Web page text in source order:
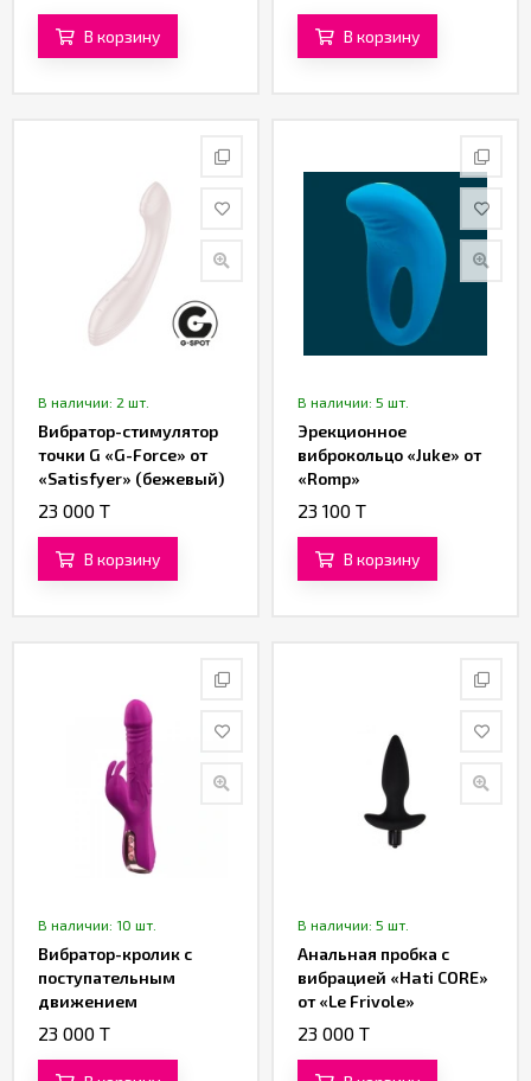
В корзину В корзину
В наличии: 2 шт.
Вибратор-стимулятор
точки G «G-Force» от
«Satisfyer» (бежевый)
23 000 T
В корзину
В наличии: 5 шт.
Эрекционное
виброкольцо «Juke» от
«Romp»
23 100 T
В корзину
В наличии: 10 шт.
Вибратор-кролик с
поступательным
движением
(фрикциями) и
стимуляцией от
23 000 T
В наличии: 5 шт.
Анальная пробка с
вибрацией «Hati CORE»
от «Le Frivole»
23 000 T